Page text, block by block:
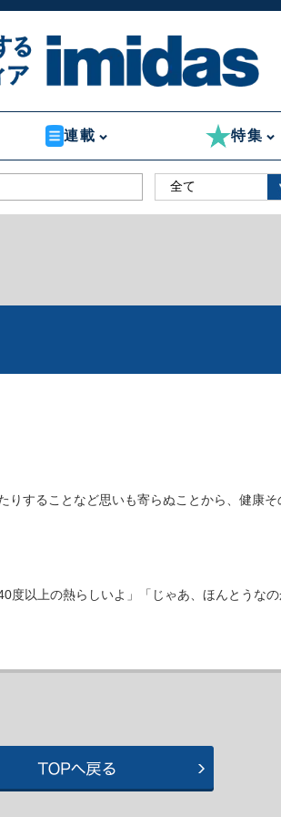
連載 特集
することなど思いも寄らぬことから、健康
度以上の熱らしいよ」「じゃあ、ほんとうな